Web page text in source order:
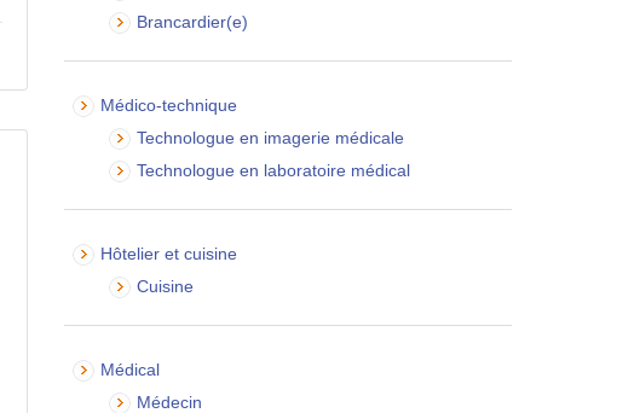
Brancardier(e)
Médico-technique
Technologue en imagerie médicale
Technologue en laboratoire médical
Hôtelier et cuisine
Cuisine
Médical
Médecin